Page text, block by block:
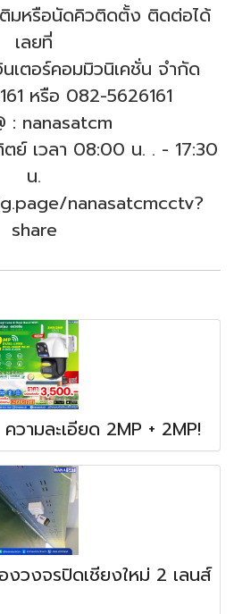
มหรือนัดคิวติดตั้ง ติดต่อได้
เลยที่
เตอร์คอมมิวนิเคชั่น จำกัด
หรือ 082-5626161
: nanasatcm
ย์ เวลา 08:00 น. . - 17:30
น.
nanasatcmcctv?
share
ามละเอียด 2MP + 2MP!
วงจรปิดเชียงใหม่ 2 เลนส์